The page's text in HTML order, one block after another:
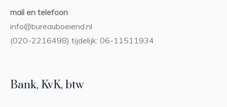
mail en telefoon
info@bureauboeiend.nl
(020-2216498) tijdelijk: 06-11511934
Bank, KvK, btw